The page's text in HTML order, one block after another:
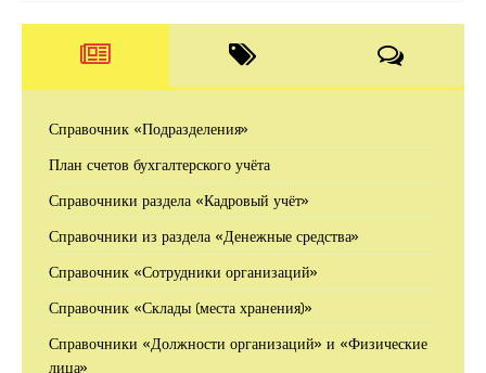
Справочник «Подразделения»
План счетов бухгалтерского учёта
Справочники раздела «Кадровый учёт»
Справочники из раздела «Денежные средства»
Справочник «Сотрудники организаций»
Справочник «Склады (места хранения)»
Справочники «Должности организаций» и «Физические
лица»